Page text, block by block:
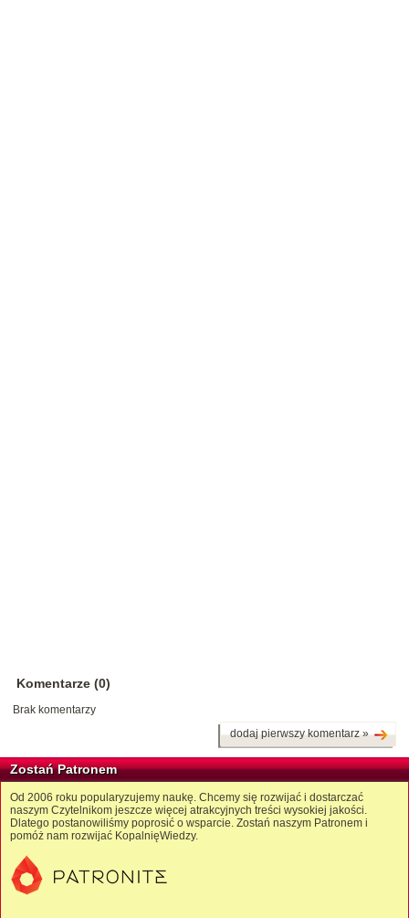
Komentarze (0)
Brak komentarzy
dodaj pierwszy komentarz »
Zostań Patronem
Od 2006 roku popularyzujemy naukę. Chcemy się rozwijać i dostarczać
naszym Czytelnikom jeszcze więcej atrakcyjnych treści wysokiej jakości.
Dlatego postanowiliśmy poprosić o wsparcie. Zostań naszym Patronem i
pomóż nam rozwijać KopalnięWiedzy.